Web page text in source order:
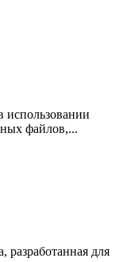
использовании
файлов,...
разработанная для